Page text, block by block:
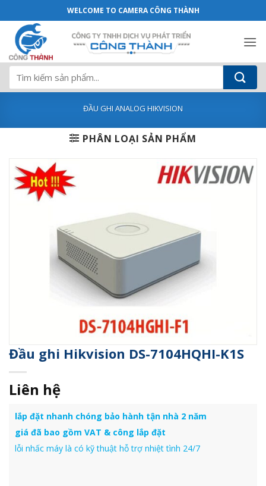
qua
dung
Đầu ghi Hikvision DS-7104HQHI-K1S -
WELCOME TO CAMERA CÔNG THÀNH
Tìm
kiếm:
ĐẦU GHI ANALOG HIKVISION
PHÂN LOẠI SẢN PHẨM
Đầu ghi Hikvision DS-7104HQHI-K1S
Liên hệ
lắp đặt nhanh chóng bảo hành tận nhà 2 năm
giá đã bao gồm VAT & công lắp đặt
lỗi nhấc máy là có kỹ thuật hỗ trợ nhiệt tình 24/7